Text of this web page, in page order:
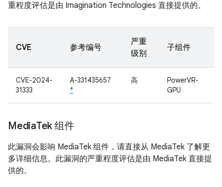
重程度评估是由 Imagination Technologies 直接提供的。
CVE 参考编号
严重
级别
子组件
CVE-2024-
31333
A-331435657
*
高
PowerVR-
GPU
MediaTek 组件
此漏洞会影响 MediaTek 组件，请直接从 MediaTek 了解更
多详细信息。此漏洞的严重程度评估是由 MediaTek 直接提
供的。